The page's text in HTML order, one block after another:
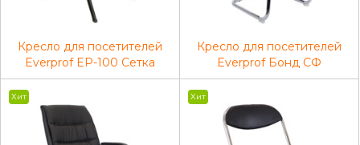
Кресло для посетителей
Everprof EP-100 Сетка
Черный
Кресло для посетителей
Everprof Бонд CФ
Экокожа Бежевый
Хит Хит